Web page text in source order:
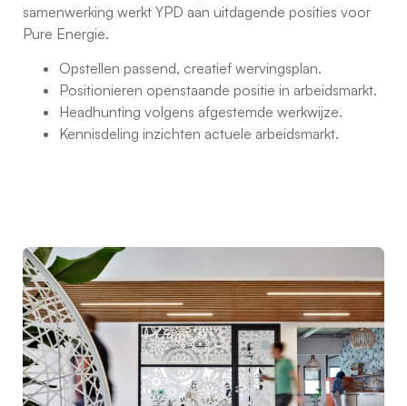
samenwerking werkt YPD aan uitdagende posities voor
Pure Energie.
Opstellen passend, creatief wervingsplan.
Positionieren openstaande positie in arbeidsmarkt.
Headhunting volgens afgestemde werkwijze.
Kennisdeling inzichten actuele arbeidsmarkt.